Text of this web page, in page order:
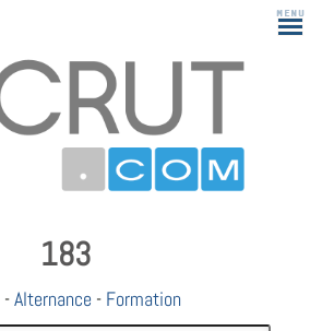
183
-Alternance - Formation